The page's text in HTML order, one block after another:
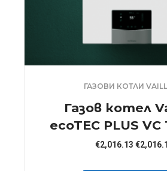
ГАЗОВИ КОТЛИ
Газов котел
ecoTEC PLUS VC
€2,016.13 €